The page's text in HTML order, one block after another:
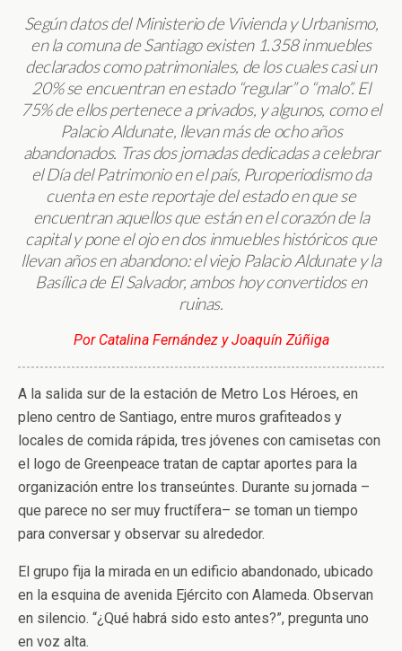
Según datos del Ministerio de Vivienda y Urbanismo,
en la comuna de Santiagoexisten 1.358 inmuebles
declarados como patrimoniales, de los cuales casi un
20% se encuentran en estado “regular” o “malo”.El
75% deellospertenecea privados, y algunos, como el
Palacio Aldunate, llevan más de ocho años
abandonados. Tras dos jornadas dedicadas a celebrar
el Día del Patrimonioen el país, Puroperiodismo da
cuenta en este reportaje del estado en que se
encuentran aquellos que están en el corazón de la
capital y pone el ojo en dos inmuebles históricos que
llevan años en abandono: el viejo Palacio Aldunate y la
Basílica de El Salvador, ambos hoy convertidos en
ruinas.
PorCatalina Fernández y Joaquín Zúñiga
A la salida sur de la estación de Metro Los Héroes, en
pleno centro de Santiago, entre muros grafiteados y
locales de comida rápida, tres jóvenes con camisetas con
el logo de Greenpeace tratan de captar aportes para la
organización entre los transeúntes. Durante su jornada –
que parece no ser muy fructífera– se toman un tiempo
para conversar y observar su alrededor.
El grupo fija la mirada en un edificio abandonado, ubicado
en la esquina de avenida Ejército con Alameda. Observan
en silencio. “¿Qué habrá sido esto antes?”, pregunta uno
en voz alta.